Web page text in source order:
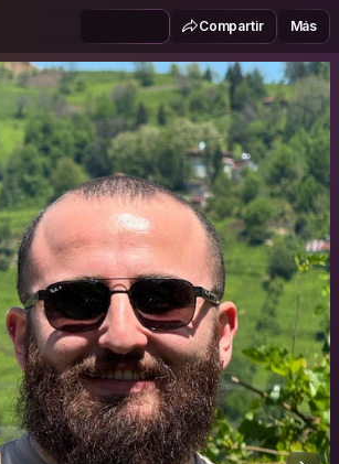
Compartir Más